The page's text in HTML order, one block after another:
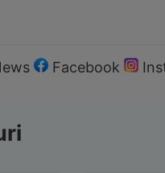
Facebook